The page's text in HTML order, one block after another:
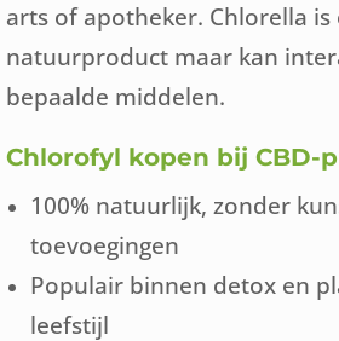
arts of apotheker. Chlorella is
natuurproduct maar kan
bepaalde middelen.
Chlorofyl kopen bij CBD-
100% natuurlijk, zonder
toevoegingen
Populair binnen detox en
leefstijl